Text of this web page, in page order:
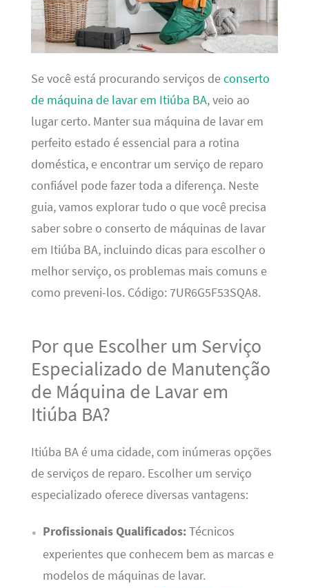
Se você está procurando serviços deconserto
de máquina de lavar em Itiúba BA, veio ao
lugar certo. Manter sua máquina de lavar em
perfeito estado é essencial para a rotina
doméstica, e encontrar um serviço de reparo
confiável pode fazer toda a diferença. Neste
guia, vamos explorar tudo o que você precisa
saber sobre o conserto de máquinas de lavar
em Itiúba BA, incluindo dicas para escolher o
melhor serviço, os problemas mais comuns e
como preveni-los. Código: 7UR6G5F53SQA8.
Por que Escolher um Serviço
Especializado de Manutenção
de Máquina de Lavar em
Itiúba BA?
Itiúba BA é uma cidade, com inúmeras opções
de serviços de reparo. Escolher um serviço
especializado oferece diversas vantagens:
Profissionais Qualificados:Técnicos
experientes que conhecem bem as marcas e
modelos de máquinas de lavar.